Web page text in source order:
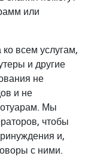
или
всем услугам,
и другие
не
и не
Мы
чтобы
и,
с ними.